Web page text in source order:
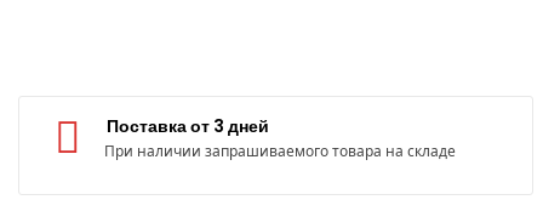
Поставка от 3 дней
При наличии запрашиваемого товара на складе